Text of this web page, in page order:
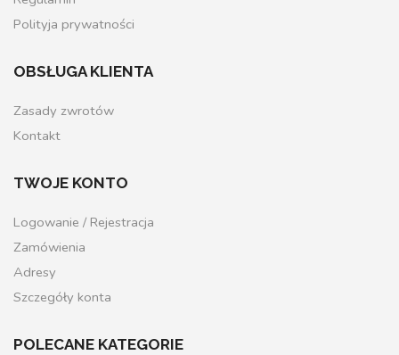
Polityja prywatności
OBSŁUGA KLIENTA
Zasady zwrotów
Kontakt
TWOJE KONTO
Logowanie / Rejestracja
Zamówienia
Adresy
Szczegóły konta
POLECANE KATEGORIE